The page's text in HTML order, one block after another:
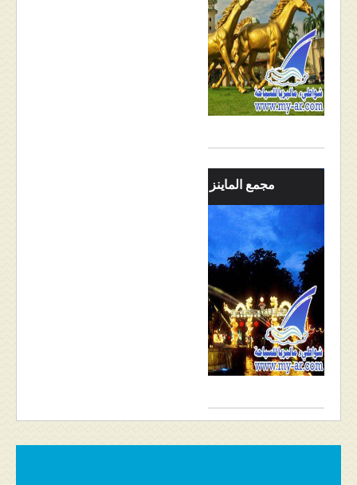
مجمع الماينز التجاري